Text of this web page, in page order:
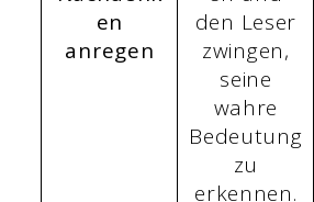
en
anregen
den Leser
zwingen,
seine
wahre
Bedeutung
zu
erkennen.